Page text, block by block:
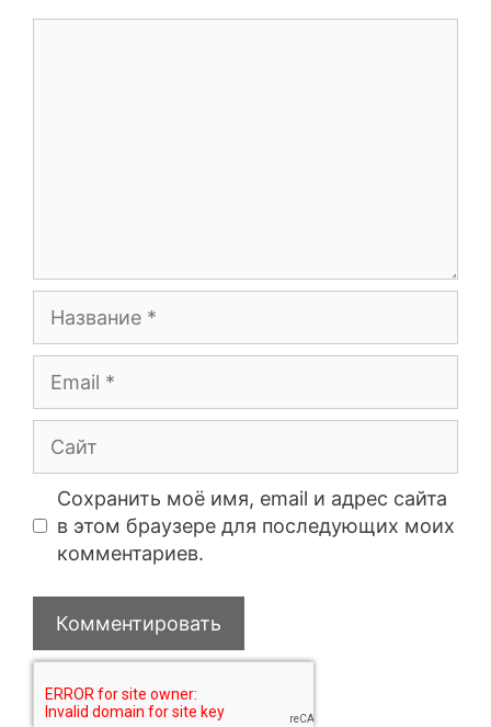
Сохранить моё имя, email и адрес сайта
в этом браузере для последующих моих
комментариев.